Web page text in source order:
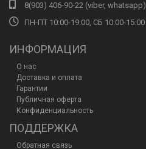
8(903) 406-90-22 (viber, whatsapp)
ПН-ПТ 10:00-19:00, СБ 10:00-15:00
ИНФОРМАЦИЯ
О нас
Доставка и оплата
Гарантии
Публичная оферта
Конфиденциальность
ПОДДЕРЖКА
Обратная связь